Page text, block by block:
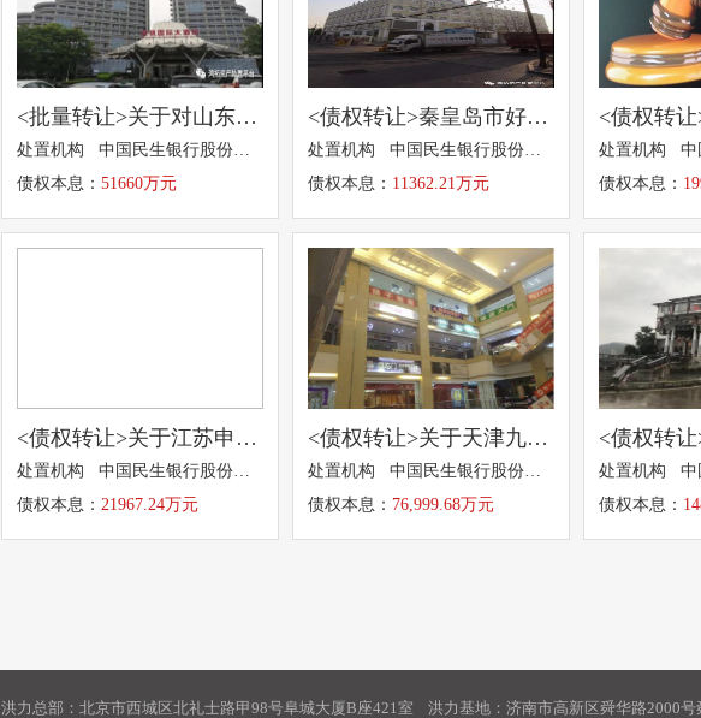
<批量转让>关于对山东山石国际贸易有限公司等4户合计 51660万元本金及其利息债权及其他权利拟转让的招商公告
处置机构 中国民生银行股份有限公司
债权本息： 51660万元
<债权转让>秦皇岛市好迪不锈钢制品有限公司本金11362.21万元及其利息债权的招商公告
处置机构 中国民生银行股份有限公司
债权本息： 11362.21万元 债权本息：
<债权转让>关于江苏申特钢铁有限公司21967.24万元本金及利息债权拟转让的招商公告
处置机构 中国民生银行股份有限公司
债权本息： 21967.24万元
<债权转让>关于天津九策实业集团有限公司、深圳市九策投资有限公司76,999.68万元本金及其利息金融债权拟转让的招商公告
处置机构 中国民生银行股份有限公司
债权本息： 76,999.68万元 债权本息：
洪力总部：北京市西城区北礼士路甲98号阜城大厦B座421室 洪力基地：济南市高新区舜华路2000号